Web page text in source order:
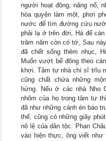
người hoạt động, năng nổ,
hòa quyện làm một, phơi
nước để tìm đường cứu
phải lạ ở trên đời, Há để
trăm năm còn có tớ, Sau
đã chết sống thêm nhục,
Muốn vượt bể đông theo
khơi. Tâm tư nhà chí sĩ trĩu
cũng chất chứa những
hứng. Nếu ở các nhà Nho
nhõm của họ trong tâm tư
đã như những cánh én báo
thế, cũng có những giây
nô lệ của dân tộc. Phan
vào hiện thực, ông viết như